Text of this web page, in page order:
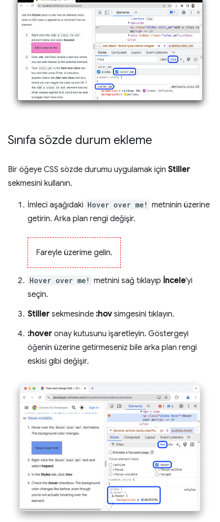
Sınıfa sözde durum ekleme
Bir öğeye CSS sözde durumu uygulamak için Stiller
sekmesini kullanın.
İmleci aşağıdaki Hover over me! metninin üzerine
getirin. Arka plan rengi değişir.
Fareyle üzerime gelin.
Hover over me! metnini sağ tıklayıp İncele'yi
seçin.
Stiller sekmesinde :hovsimgesini tıklayın.
:hover onay kutusunu işaretleyin. Göstergeyi
öğenin üzerine getirmeseniz bile arka plan rengi
eskisi gibi değişir.